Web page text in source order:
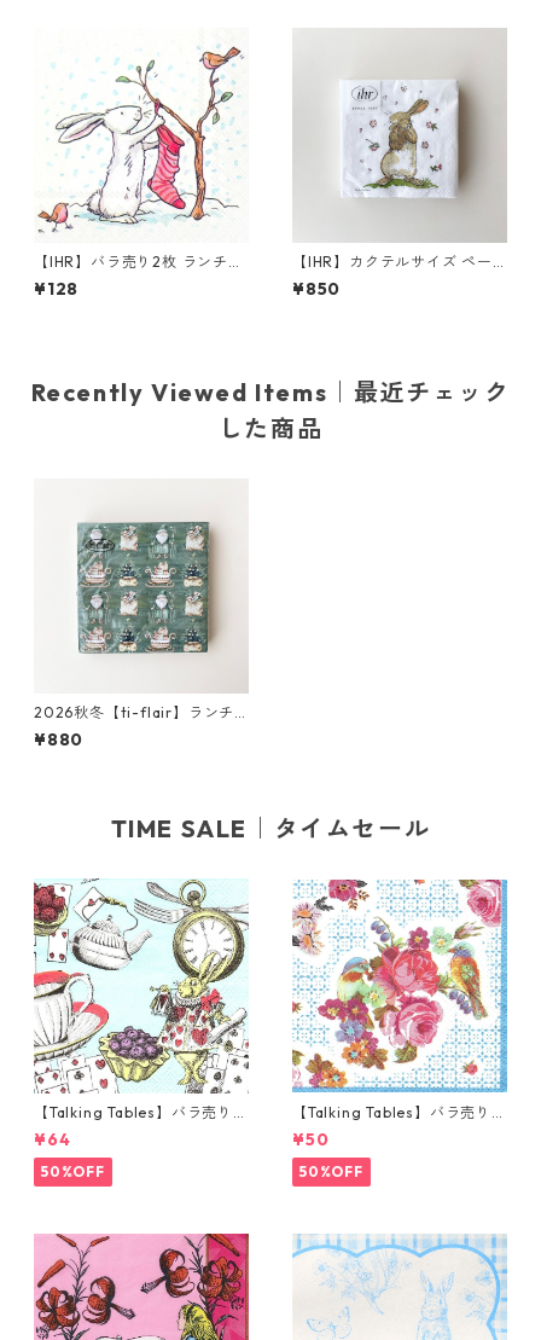
【IHR】バラ売り2枚 ランチサ
イズ ペーパーナプキン SNOW
RABBITS ホワイト Anita Jera
¥128
【IHR】カクテルサイズ ペー
パーナプキン FOREVER TOG
ETHER ホワイト Anita Jeram
¥850
Recently Viewed Items｜最近チェック
した商品
2026秋冬【ti-flair】ランチ
サイズ ペーパーナプキン Peti
t Peres Noel グリーン 20枚
¥880
TIME SALE｜タイムセール
【Talking Tables】バラ売り1
枚 カクテルサイズ ペーパーナ
プキン Alice in Wonderland
ブルー
¥64
50%OFF
【Talking Tables】バラ売り1
枚 ポケットサイズ ペーパーナ
プキン TRULY ブルー
¥50
50%OFF